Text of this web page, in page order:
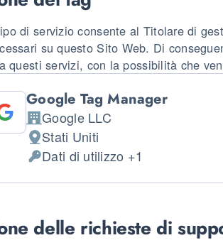
di servizio consente al Titolare di
su questo Sito Web. Di
questi servizi, con la possibilità che
Google Tag Manager
Azienda:
Google LLC
Luogo del trattamento:
Stati Uniti
Dati Personali trattati:
Dati di utilizzo +1
delle richieste di